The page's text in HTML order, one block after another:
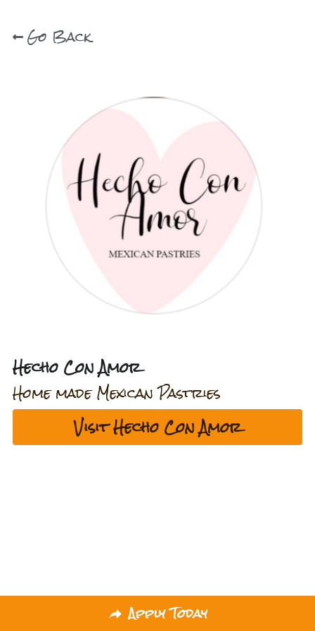
Go Back
Hecho Con Amor
Home made Mexican Pastries
Visit Hecho Con Amor